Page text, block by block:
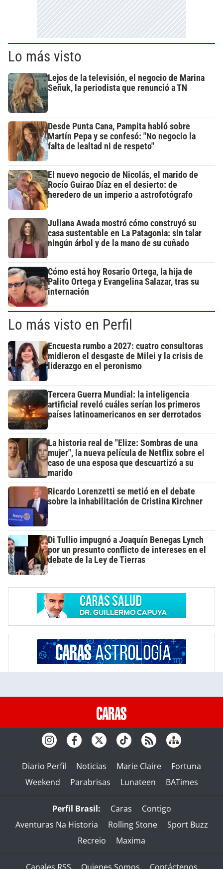
Lo más visto
Lejos de la televisión, el negocio de Marina
Señuk, la periodista que renunció a TN
Desde Punta Cana, Pampita habló sobre
Martín Pepa y se confesó: "No negocio la
falta de lealtad ni de respeto"
El nuevo negocio de Nicolás, el marido de
Rocío Guirao Díaz en el desierto: de
heredero de un imperio a astrofotógrafo
Juliana Awada mostró cómo construyó su
casa sustentable en La Patagonia: sin talar
ningún árbol y de la mano de su cuñado
Cómo está hoy Rosario Ortega, la hija de
Palito Ortega y Evangelina Salazar, tras su
internación
Lo más visto en Perfil
Encuesta rumbo a 2027: cuatro consultoras
midieron el desgaste de Milei y la crisis de
liderazgo en el peronismo
Tercera Guerra Mundial: la inteligencia
artificial reveló cuáles serían los primeros
países latinoamericanos en ser derrotados
La historia real de "Elize: Sombras de una
mujer", la nueva película de Netflix sobre el
caso de una esposa que descuartizó a su
marido
Ricardo Lorenzetti se metió en el debate
sobre la inhabilitación de Cristina Kirchner
Di Tullio impugnó a Joaquín Benegas Lynch
por un presunto conflicto de intereses en el
debate de la Ley de Tierras
Diario Perfil Noticias Marie Claire
Fortuna
Weekend
Parabrisas Lunateen BATimes
Perfil Brasil: Caras
Contigo
Aventuras Na Historia
Rolling Stone
Sport Buzz
Recreio
Maxima